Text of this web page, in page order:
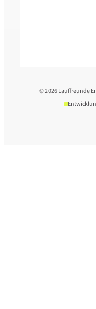
© 2026 Lauffreunde